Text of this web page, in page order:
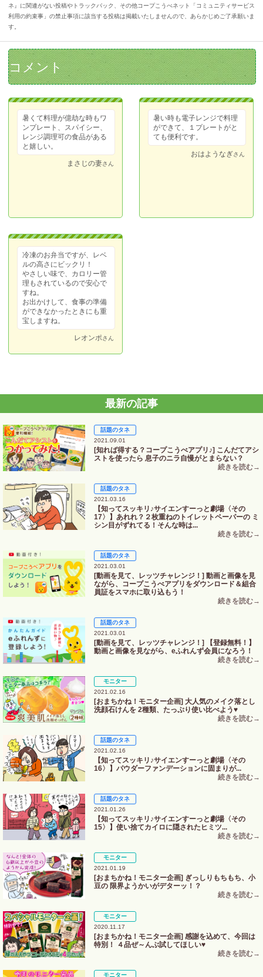
ネ』に関連がない投稿やトラックバック、その他コープこうべネット「コミュニティサービス
利用の約束事」の禁止事項に該当する投稿は掲載いたしませんので、あらかじめご了承願いま
す。
コメント
暑くて料理が億劫な時もワ
ンプレート、スパイシー、
レンジ調理可の食品がある
と嬉しい。
まさじの妻さん
暑い時も電子レンジで料理
ができて、１プレートがと
ても便利です。
おはようなぎさん
冷凍のお弁当ですが、レベ
ルの高さにビックリ！
やさしい味で、カロリー管
理もされているので安心で
すね。
お出かけして、食事の準備
ができなかったときにも重
宝しますね。
レオンポさん
最新の記事
話題のタネ
2021.09.01
[知れば得する？コープこうべアプリ♪] こんだてアシ
ストを使ったら 息子のニラ自慢がとまらない？
話題のタネ
2021.03.16
【知ってスッキリ♪サイエンすーっと劇場〈その
17〉】あれれ？２枚重ねのトイレットペーパーの ミ
シン目がずれてる！そんな時は...
話題のタネ
2021.03.01
[動画を見て、レッツチャレンジ！] 動画と画像を見
ながら、コープこうべアプリをダウンロード＆組合
員証をスマホに取り込もう！
話題のタネ
2021.03.01
[動画を見て、レッツチャレンジ！] 【登録無料！】
動画と画像を見ながら、eふれんず会員になろう！
モニター
2021.02.16
[おまちかね！モニター企画] 大人気のメイク落とし
洗顔石けんを 2種類、たっぷり使い比べよう♥
話題のタネ
2021.02.16
【知ってスッキリ♪サイエンすーっと劇場〈その
16〉】パウダーファンデーションに固まりが...
話題のタネ
2021.01.26
【知ってスッキリ♪サイエンすーっと劇場〈その
15〉】使い捨てカイロに隠されたヒミツ...
モニター
2021.01.19
[おまちかね！モニター企画] ぎっしりもちもち、小
豆の 限界ようかいがデターッ！？
モニター
2020.11.17
[おまちかね！モニター企画] 感謝を込めて、今回は
特別！ ４品ぜ～んぶ試してほしい♥
モニター